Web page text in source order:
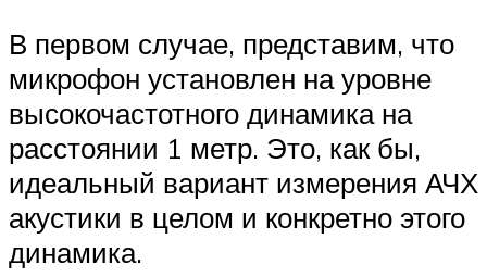
В первом случае, представим, что
микрофон установлен на уровне
высокочастотного динамика на
расстоянии 1 метр. Это, как бы,
идеальный вариант измерения АЧХ
акустики в целом и конкретно этого
динамика.